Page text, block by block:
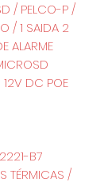
/ PELCO-P /
/ 1 SAIDA 2
ALARME
12V DC POE
B7
TÉRMICAS /